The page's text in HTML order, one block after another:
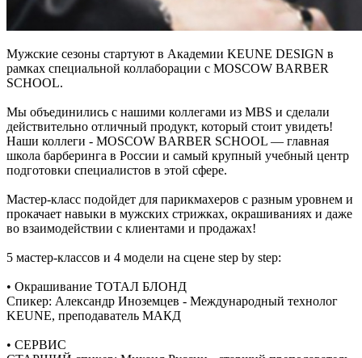
Мужские сезоны стартуют в Академии KEUNE DESIGN в
рамках специальной коллаборации с MOSCOW BARBER
SCHOOL.
Мы объединились с нашими коллегами из MBS и сделали
действительно отличный продукт, который стоит увидеть!
Наши коллеги - MOSCOW BARBER SCHOOL — главная
школа барберинга в России и самый крупный учебный центр
подготовки специалистов в этой сфере.
Мастер-класс подойдет для парикмахеров с разным уровнем и
прокачает навыки в мужских стрижках, окрашиваниях и даже
во взаимодействии с клиентами и продажах!
5 мастер-классов и 4 модели на сцене step by step:
• Окрашивание ТОТАЛ БЛОНД
Спикер: Александр Иноземцев - Международный технолог
KEUNE, преподаватель МАКД
• СЕРВИС